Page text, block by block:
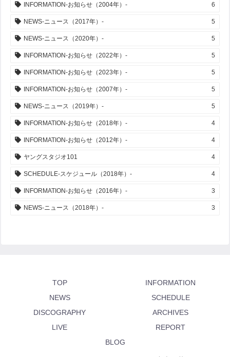
INFORMATION-お知らせ（2004年）- 6
NEWS-ニュース（2017年）- 5
NEWS-ニュース（2020年）- 5
INFORMATION-お知らせ（2022年）- 5
INFORMATION-お知らせ（2023年）- 5
INFORMATION-お知らせ（2007年）- 5
NEWS-ニュース（2019年）- 5
INFORMATION-お知らせ（2018年）- 4
INFORMATION-お知らせ（2012年）- 4
ヤングスタジオ101 4
SCHEDULE-スケジュール（2018年）- 4
INFORMATION-お知らせ（2016年）- 3
NEWS-ニュース（2018年）- 3
TOP
INFORMATION
NEWS
SCHEDULE
DISCOGRAPHY
ARCHIVES
LIVE
REPORT
BLOG